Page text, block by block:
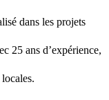
dans les projets
25 ans d’expérience,